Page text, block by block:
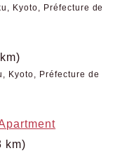
Kyoto, Préfecture de
Kyoto, Préfecture de
km)